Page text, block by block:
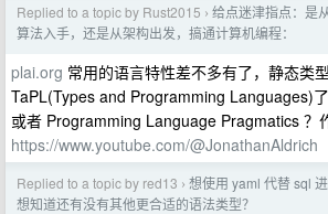
Replied to a topic by Rust2015 › 给点迷津指点：是
算法入手，还是从架构出发，搞通计算机编程：
plai.org 常用的语言特性差不多有了，静态类
TaPL(Types and Programming Languages)了
或者 Programming Language Pragmatics ？
https://www.youtube.com/@JonathanAldrich
Replied to a topic by red13 › 想使用 yaml 代替 sql 进
想知道还有没有其他更合适的语法类型？